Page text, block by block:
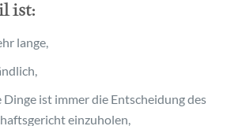
ist:
lange,
ist immer die Entscheidung des
einzuholen,